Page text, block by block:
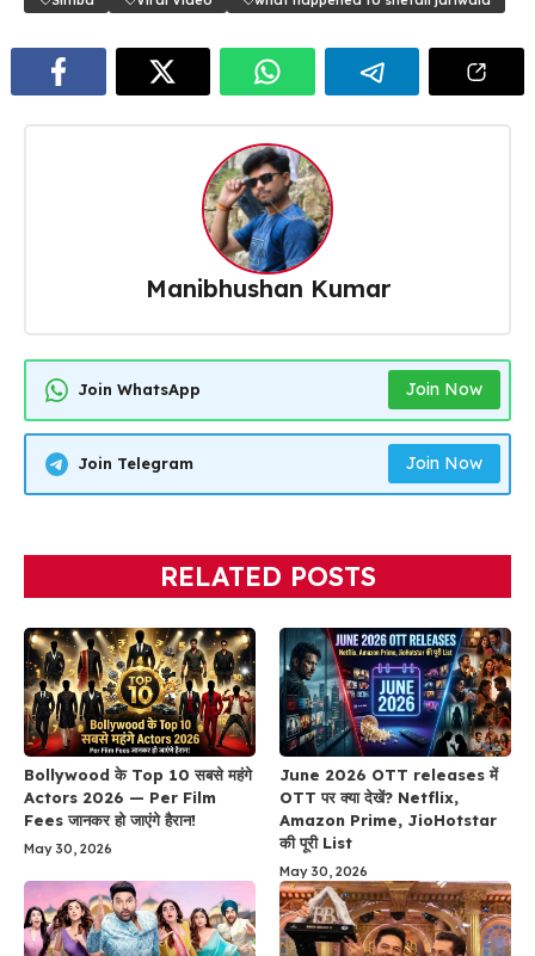
Manibhushan Kumar
Join WhatsApp Join Now
Join Telegram Join Now
RELATED POSTS
Bollywood के Top 10 सबसे महंगे
Actors 2026 — Per Film
Fees जानकर हो जाएंगे हैरान!
May 30, 2026
June 2026 OTT releases में
OTT पर क्या देखें? Netflix,
Amazon Prime, JioHotstar
की पूरी List
May 30, 2026